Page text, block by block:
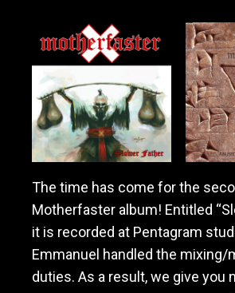
The time has come for the
Motherfaster album! Entitled
it is recorded at Pentagram
Emmanuel handled the mixing/
duties. As a result, we give you